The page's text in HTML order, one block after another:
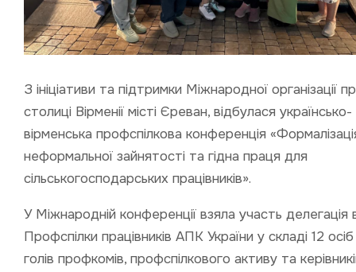
З ініціативи та підтримки Міжнародної організації
столиці Вірменії місті Єреван, відбулася українсько-
вірменська профспілкова конференція
неформальної зайнятості та гідна праця для
сільськогосподарських працівників».
У Міжнародній конференції взяла участь делегація
Профспілки працівників АПК України у складі 12
голів профкомів, профспілкового активу та